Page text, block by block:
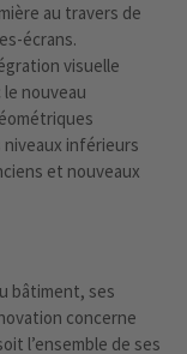
au travers de
écrans.
visuelle
nouveau
inférieurs
et nouveaux
bâtiment, ses
concerne
l’ensemble de ses